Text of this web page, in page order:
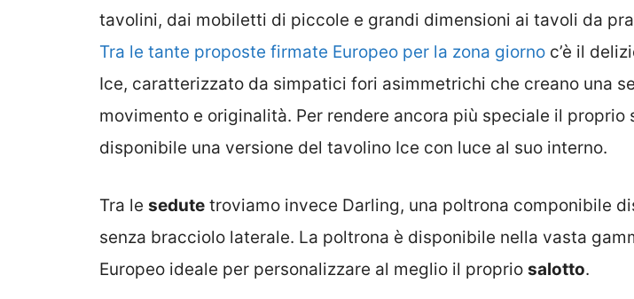
tavolini, dai mobiletti di piccole e grandi dimensioni ai tavoli da
Tra le tante proposte firmate Europeo per la zona giorno c’è il
Ice, caratterizzato da simpatici fori asimmetrichi che creano una
movimento e originalità. Per rendere ancora più speciale il proprio
disponibile una versione del tavolino Ice con luce al suo interno.
Tra le sedute troviamo invece Darling, una poltrona componibile
senza bracciolo laterale. La poltrona è disponibile nella vasta
Europeo ideale per personalizzare al meglio il proprio salotto.